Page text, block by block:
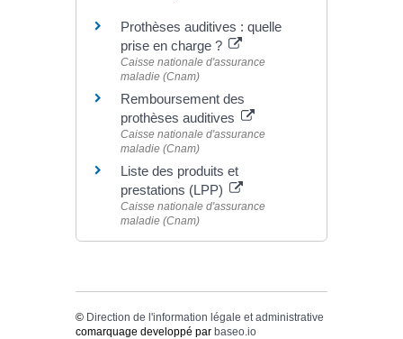
Prothèses auditives : quelle
prise en charge ?
Caisse nationale d'assurance
maladie (Cnam)
Remboursement des
prothèses auditives
Caisse nationale d'assurance
maladie (Cnam)
Liste des produits et
prestations (LPP)
Caisse nationale d'assurance
maladie (Cnam)
© Direction de l'information légale et administrative
comarquage developpé par baseo.io